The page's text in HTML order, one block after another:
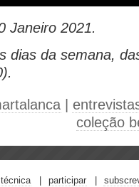
Janeiro 2021.
dias da semana,
coleção
participar